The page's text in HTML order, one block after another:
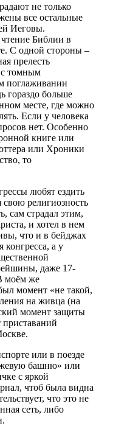
не только
все остальные
Иеговы.
Библии в
С одной стороны –
прелесть
с томным
поглаживании
гораздо больше
месте, где можно
Если у человека
нет. Особенно
книге или
или Хроники
то
любят ездить
религиозность
сам страдал этим,
и хотел в нем
что и в бейджах
а у
даже 17-
моём же
момент «не такой,
на живца (на
момент защиты
приставаний
или в поезде
башню» или
с яркой
чтоб была видна
что это не
сеть, либо